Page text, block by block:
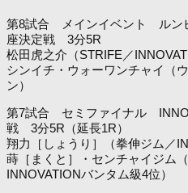
第8試合 メインイベント ルン
座決定戦 3分5R
松田虎之介（STRIFE／
シンイチ・ウォーワンチャイ（
ン）
第7試合 セミファイナル
戦 3分5R（延長1R）
翔力［しょうり］（拳伸ジム／
蒔［まくと］・センチャイジム
INNOVATIONバンタム級4位）